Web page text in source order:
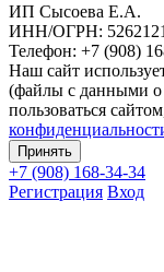
ИП Сысоева Е.А.
ИНН/ОГРН:
Телефон: +7 (908)
Наш сайт
(файлы с данными
пользоваться
Принять
+7 (908) 168-34-34
Регистрация Вход